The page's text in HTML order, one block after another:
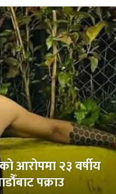
आरोपमा २३ वर्षीय
पक्राउ